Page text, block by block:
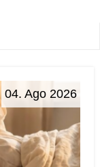
04. Ago 2026